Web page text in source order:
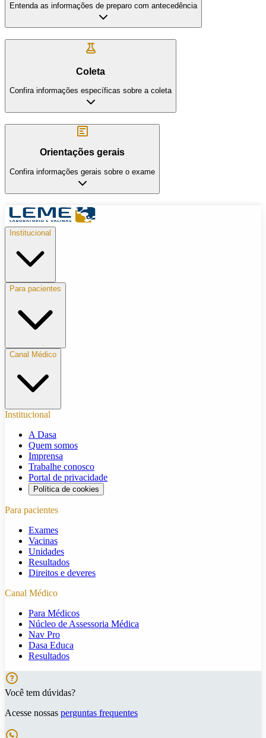
Entenda as informações de preparo com antecedência
Coleta
Confira informações específicas sobre a coleta
Orientações gerais
Confira informações gerais sobre o exame
Institucional
Para pacientes
Canal Médico
Institucional
A Dasa
Quem somos
Imprensa
Trabalhe conosco
Portal de privacidade
Política de cookies
Para pacientes
Exames
Vacinas
Unidades
Resultados
Direitos e deveres
Canal Médico
Para Médicos
Núcleo de Assessoria Médica
Nav Pro
Dasa Educa
Resultados
Você tem dúvidas?
Acesse nossas perguntas frequentes